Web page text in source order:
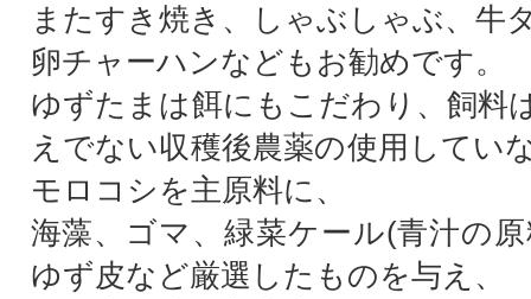
またすき焼き、しゃぶしゃぶ、牛
卵チャーハンなどもお勧めです。
ゆずたまは餌にもこだわり、飼料
えでない収穫後農薬の使用してい
モロコシを主原料に、
海藻、ゴマ、緑菜ケール(青汁の
ゆず皮など厳選したものを与え、